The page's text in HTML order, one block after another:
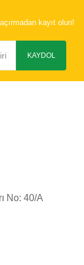
kayıt olun!
KAYDOL
No: 40/A